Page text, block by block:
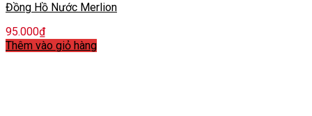
Đồng Hồ Nước Merlion
95.000₫
Thêm vào giỏ hàng